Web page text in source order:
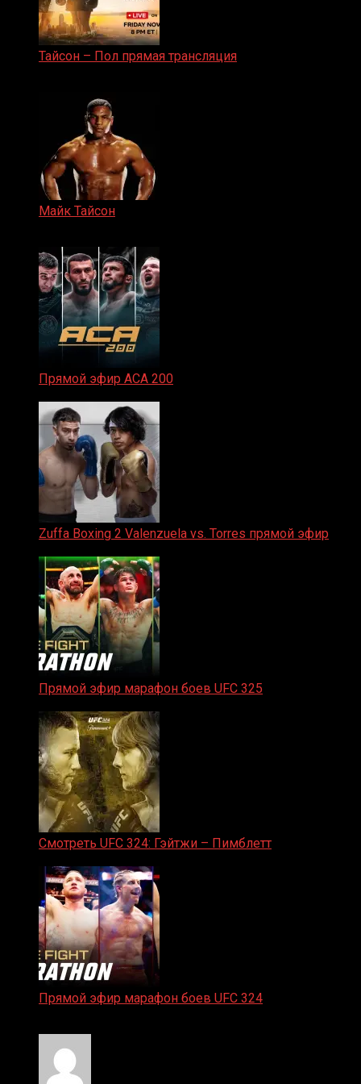
Тайсон – Пол прямая трансляция
Майк Тайсон
Прямой эфир ACA 200
Zuffa Boxing 2 Valenzuela vs. Torres прямой эфир
Прямой эфир марафон боев UFC 325
Смотреть UFC 324: Гэйтжи – Пимблетт
Прямой эфир марафон боев UFC 324